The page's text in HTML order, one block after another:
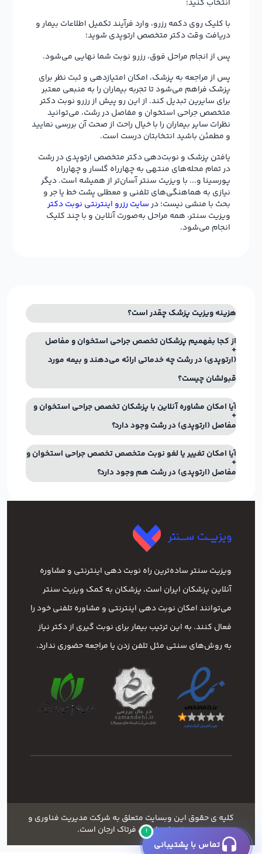
انتخاب کنید؛
با کلیک روی دکمه رزرو، وارد فرآیند تکمیل اطلاعات بیمار و
دریافت وقت دکتر متخصص ارتوپدی شوید؛
پس از انجام مراحل فوق، رزرو نوبت شما نهایی می‌شود.
پس از مراجعه به پزشک، امکان امتیازدهی و ثبت نظر برای
پزشک فراهم می‌شود تا تجربه بیماران را به منبعی معتبر
برای سایرین تبدیل کند. از این رو پیش از رزرو نوبت دکتر
متخصص جراحی استخوان و مفاصل در رشت، می‌توانید
نظرات سایر بیماران را با خیال راحت از صحت آن بررسی نمایید
و مطمئن باشید انتخابتان درست است.
یافتن پزشک و نوبت‌دهی دکتر متخصص ارتوپدی در رشت
در تمام محله‌های منتهی به چهارراه گلسار و چهارراه
پورسینا و... با ویزیت سنتر آسان‌تر از همیشه است. دیگر
نیازی به هماهنگی‌های تلفنی و معطلی پشت خط یا جر و
بحث با منشی نیست؛ درسایت رزرو اینترنتی نوبت دکتر
ویزیت سنتر، همه مراحل به‌صورت آنلاین و با چند کلیک
انجام می‌شود.
هزینه ویزیت پزشک چقدر است؟
از کجا بفهمیم پزشکان تخصص جراحی استخوان و مفاصل
(ارتوپدی) در رشت چه خدماتی ارائه می‌دهند و بیمه مورد
قبولشان چیست؟
آیا امکان مشاوره آنلاین با پزشکان تخصص جراحی استخوان و
مفاصل (ارتوپدی) در رشت وجود دارد؟
آیا امکان تغییر یا لغو نوبت متخصص تخصص جراحی استخوان و
مفاصل (ارتوپدی) در رشت هم وجود دارد؟
ویزیت سنتر ساده‌ترین راه نوبت‌ دهی اینترنتی و مشاوره
آنلاین پزشکان ایران است. پزشکان به کمک ویزیت سنتر
می‌توانند امکان نوبت دهی اینترنتی و مشاوره تلفنی خود را
فعال کنند. به این ترتیب بیمار برای نوبت گیری از دکتر نیاز
به روش‌های سنتی مثل تلفن زدن یا مراجعه حضوری ندارد.
کلیه ی حقوق این وبسایت متعلق به شرکت مدیریت فناوری و
خدمات شهری فرتاک ارجان است.
!
تماس با پشتیبانی